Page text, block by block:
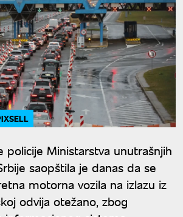
policije Ministarstva unutrašnjih
saopštila je danas da se
motorna vozila na izlazu iz
odvija otežano, zbog